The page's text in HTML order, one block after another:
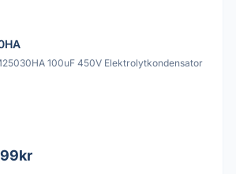
100uF 450V Elektrolytkondensator